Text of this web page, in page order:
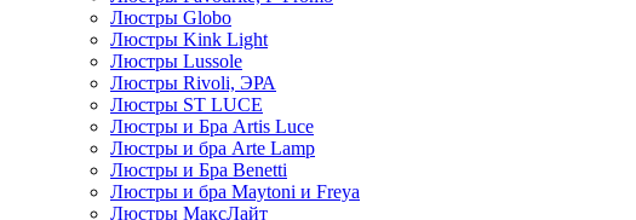
Люстры Globo
Люстры Kink Light
Люстры Lussole
Люстры Rivoli, ЭРА
Люстры ST LUCE
Люстры и Бра Artis Luce
Люстры и бра Arte Lamp
Люстры и Бра Benetti
Люстры и бра Maytoni и Freya
Люстры МаксЛайт